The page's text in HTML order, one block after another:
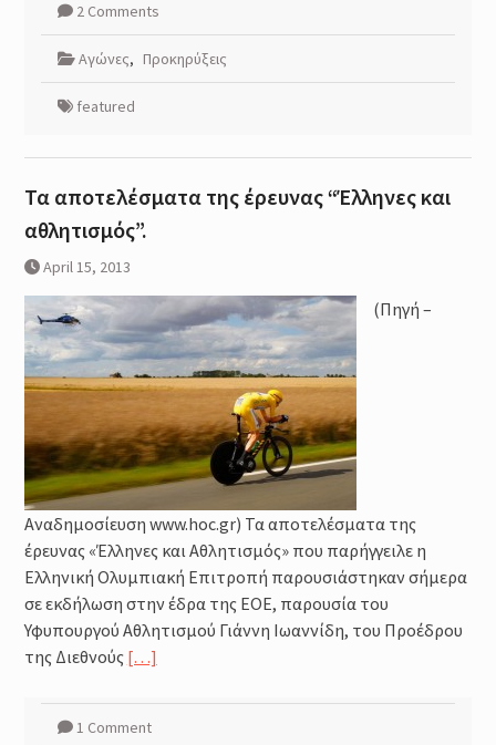
2 Comments
Αγώνες, Προκηρύξεις
featured
Τα αποτελέσματα της έρευνας “Έλληνες και
αθλητισμός”.
April 15, 2013
(Πηγή –
Αναδημοσίευση www.hoc.gr) Τα αποτελέσματα της
έρευνας «Έλληνες και Αθλητισμός» που παρήγγειλε η
Ελληνική Ολυμπιακή Επιτροπή παρουσιάστηκαν σήμερα
σε εκδήλωση στην έδρα της ΕΟΕ, παρουσία του
Υφυπουργού Αθλητισμού Γιάννη Ιωαννίδη, του Προέδρου
της Διεθνούς […]
1 Comment